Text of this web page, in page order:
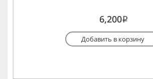
6,200i
Добавить в корзину